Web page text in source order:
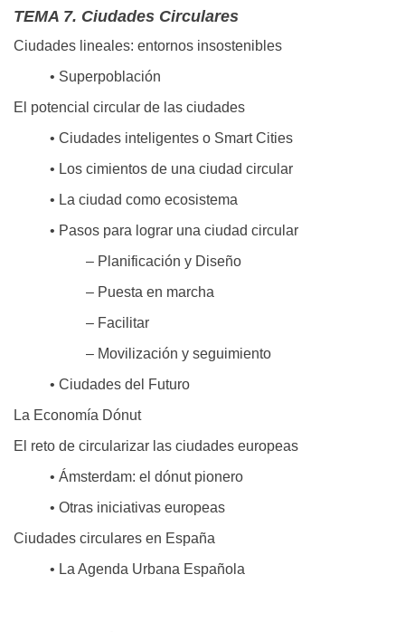
TEMA 7. Ciudades Circulares
Ciudades lineales: entornos insostenibles
• Superpoblación
El potencial circular de las ciudades
• Ciudades inteligentes o Smart Cities
• Los cimientos de una ciudad circular
• La ciudad como ecosistema
• Pasos para lograr una ciudad circular
– Planificación y Diseño
– Puesta en marcha
– Facilitar
– Movilización y seguimiento
• Ciudades del Futuro
La Economía Dónut
El reto de circularizar las ciudades europeas
• Ámsterdam: el dónut pionero
• Otras iniciativas europeas
Ciudades circulares en España
• La Agenda Urbana Española